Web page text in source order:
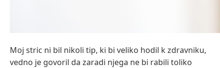
Moj stric ni bil nikoli tip, ki bi veliko hodil k zdravniku,
vedno je govoril da zaradi njega ne bi rabili toliko